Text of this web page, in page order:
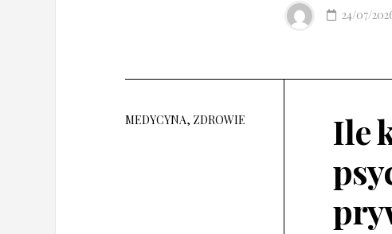
24/07/
MEDYCYNA, ZDROWIE
Ile